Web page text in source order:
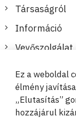
Társaságról
Információ
Vevőszolgálat
Biztonságos
Ez a weboldal
élmény
„Elutasítás”
hozzájárul